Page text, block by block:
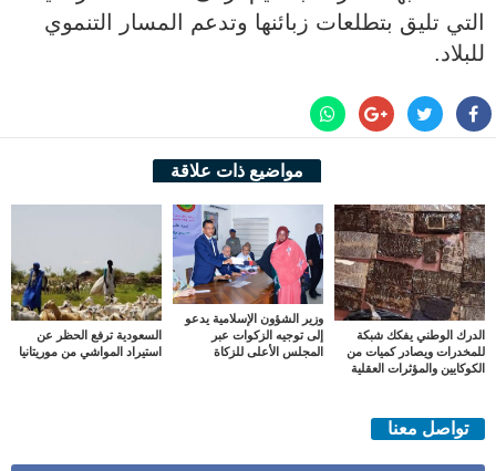
التي تليق بتطلعات زبائنها وتدعم المسار التنموي
للبلاد.
مواضيع ذات علاقة
الدرك الوطني يفكك شبكة
للمخدرات ويصادر كميات من
الكوكايين والمؤثرات العقلية
وزير الشؤون الإسلامية يدعو
إلى توجيه الزكوات عبر
المجلس الأعلى للزكاة
السعودية ترفع الحظر عن
استيراد المواشي من موريتانيا
تواصل معنا